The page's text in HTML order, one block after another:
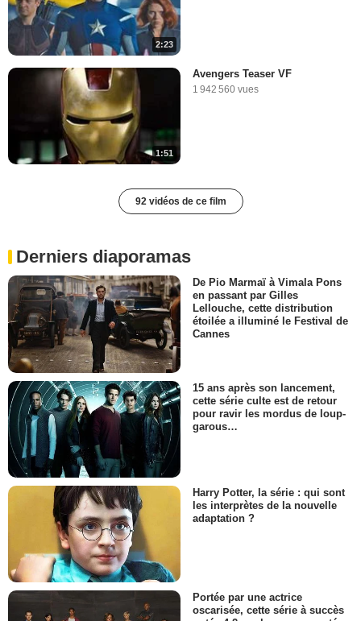
2:23
1:51
Avengers Teaser VF
1 942 560 vues
92 vidéos de ce film
Derniers diaporamas
De Pio Marmaï à Vimala Pons
en passant par Gilles
Lellouche, cette distribution
étoilée a illuminé le Festival de
Cannes
15 ans après son lancement,
cette série culte est de retour
pour ravir les mordus de loup-
garous…
Harry Potter, la série : qui sont
les interprètes de la nouvelle
adaptation ?
Portée par une actrice
oscarisée, cette série à succès